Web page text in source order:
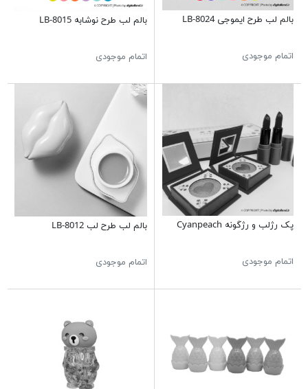
بالم لب طرح ایموجی LB-8024
اتمام موجودی
بالم لب طرح نوشابه LB-8015
اتمام موجودی
پک رژلب و رژگونه Cyanpeach
اتمام موجودی
بالم لب طرح لب LB-8012
اتمام موجودی